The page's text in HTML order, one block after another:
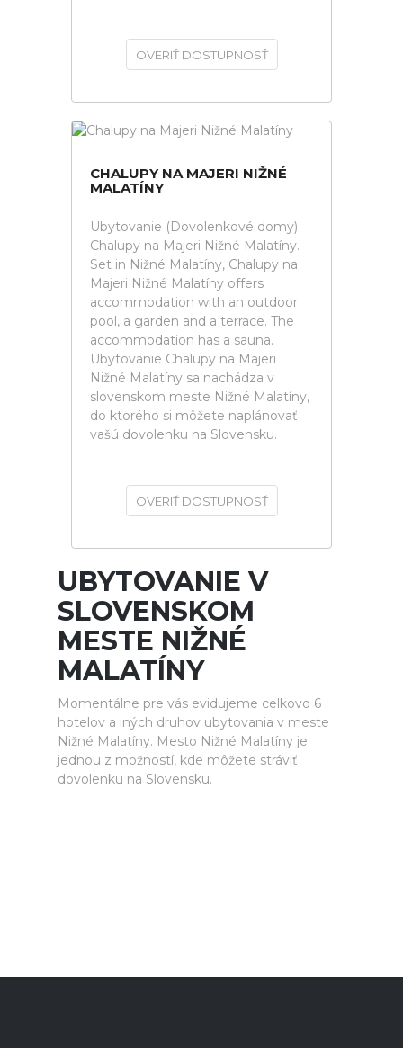
OVERIŤ DOSTUPNOSŤ
CHALUPY NA MAJERI NIŽNÉ
MALATÍNY
Ubytovanie (Dovolenkové domy)
Chalupy na Majeri Nižné Malatíny.
Set in Nižné Malatíny, Chalupy na
Majeri Nižné Malatíny offers
accommodation with an outdoor
pool, a garden and a terrace. The
accommodation has a sauna.
Ubytovanie Chalupy na Majeri
Nižné Malatíny sa nachádza v
slovenskom meste Nižné Malatíny,
do ktorého si môžete naplánovať
vašú dovolenku na Slovensku.
OVERIŤ DOSTUPNOSŤ
UBYTOVANIE V
SLOVENSKOM
MESTE NIŽNÉ
MALATÍNY
Momentálne pre vás evidujeme celkovo 6
hotelov a iných druhov ubytovania v meste
Nižné Malatíny. Mesto Nižné Malatíny je
jednou z možností, kde môžete stráviť
dovolenku na Slovensku.